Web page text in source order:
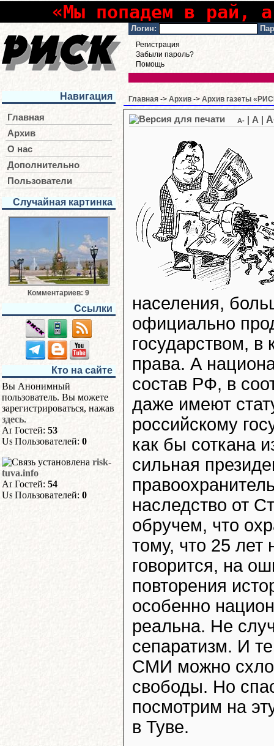
«Мы попадем в рай,
Логин:
Регистрация
Забыли пароль?
Помощь
Навигация
Главная
Архив
О нас
Дополнительно
Пользователи
Случайная картинка
Комментариев: 9
Ссылки
Кто на сайте
Вы Анонимный
пользователь. Вы можете
зарегистрироваться, нажав
здесь.
Гостей: 53
Пользователей: 0
risk-
tuva.info
Гостей: 54
Пользователей: 0
Главная -> Архив -> Архив газеты
A- A
населения,
официально
государством,
права. А
состав РФ, в
даже имеют
российскому
как бы соткана
сильная
наследство от
обручем, что
тому, что 25
говорится, на
повторения
особенно
реальна. Не
сепаратизм. И
СМИ можно
свободы. Но
посмотрим на
в Туве.